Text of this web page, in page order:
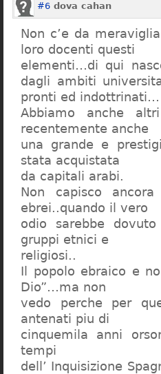
#6 dova cahan
Non c’e da
loro docenti questi
elementi…di qui
dagli ambiti
pronti ed indottrinati…
Abbiamo anche
recentemente anche
una grande e
stata acquistata
da capitali arabi.
Non capisco
ebrei..quando il vero
odio sarebbe
gruppi etnici e
religiosi..
Il popolo ebraico e
Dio”…ma non
vedo perche per
antenati piu di
cinquemila anni
tempi
dell’ Inquisizione